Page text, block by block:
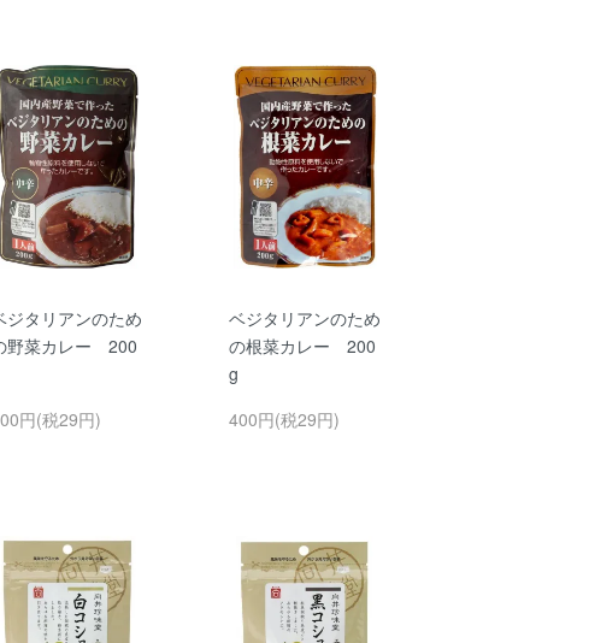
ジタリアンのため
野菜カレー 200
円(税29円)
ベジタリアンのため
の根菜カレー 200
g
400円(税29円)